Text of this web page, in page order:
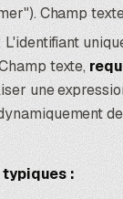
Champ
texte,
une
: